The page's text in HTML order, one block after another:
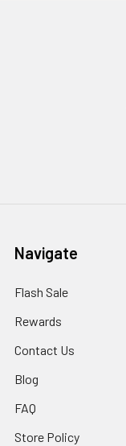
Navigate
Flash Sale
Rewards
Contact Us
Blog
FAQ
Store Policy